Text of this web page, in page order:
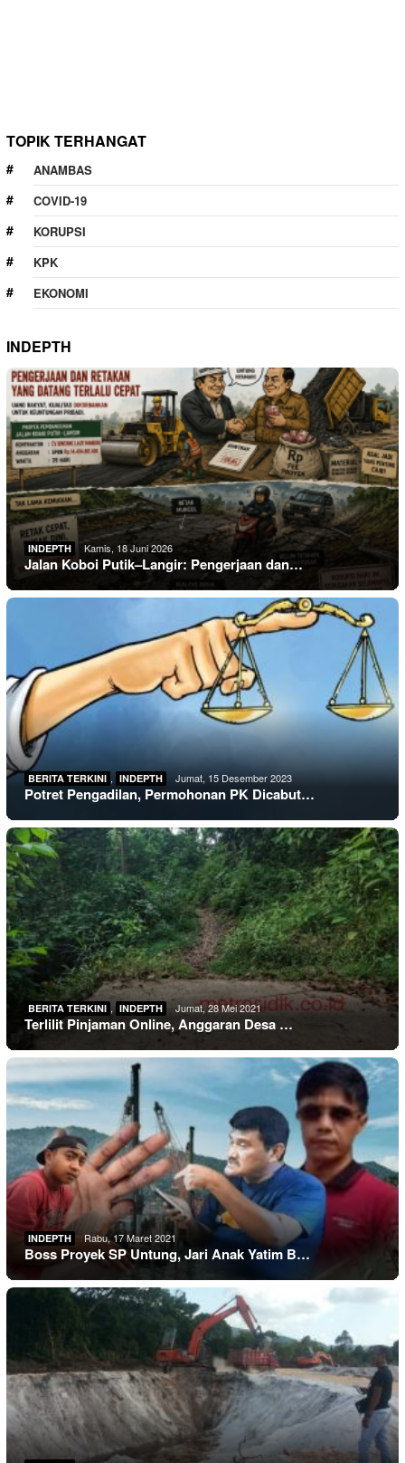
TOPIK TERHANGAT
ANAMBAS
COVID-19
KORUPSI
KPK
EKONOMI
INDEPTH
INDEPTH Kamis, 18 Juni 2026
Jalan Koboi Putik–Langir: Pengerjaan dan…
BERITA TERKINI , INDEPTH Jumat, 15 Desember 2023
Potret Pengadilan, Permohonan PK Dicabut…
BERITA TERKINI , INDEPTH Jumat, 28 Mei 2021
Terlilit Pinjaman Online, Anggaran Desa …
INDEPTH Rabu, 17 Maret 2021
Boss Proyek SP Untung, Jari Anak Yatim B…